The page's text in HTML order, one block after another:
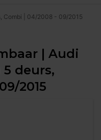
Combi | 04/2008 - 09/2015
| Audi
deurs,
2015